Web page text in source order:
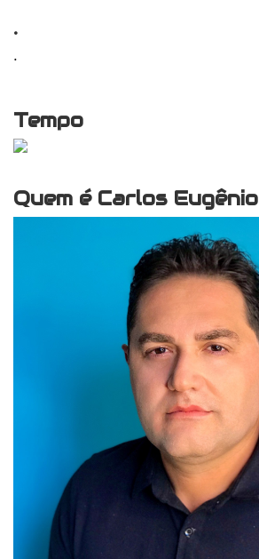
.
.
Tempo
Quem é Carlos Eugênio